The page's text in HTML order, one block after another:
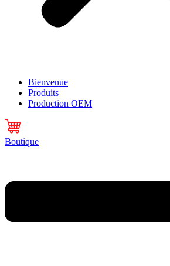
Bienvenue
Produits
Production OEM
Boutique